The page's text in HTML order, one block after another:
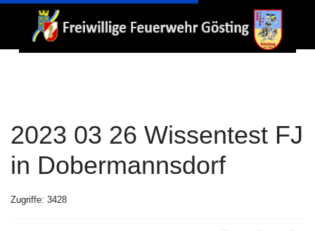
2023 03 26 Wissentest FJ
in Dobermannsdorf
Zugriffe: 3428